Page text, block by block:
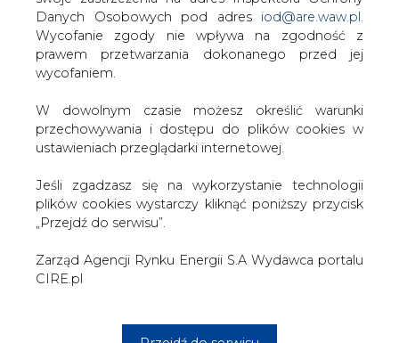
Danych Osobowych pod adres iod@are.waw.pl.
Wycofanie zgody nie wpływa na zgodność z
prawem przetwarzania dokonanego przed jej
wycofaniem.
W dowolnym czasie możesz określić warunki
przechowywania i dostępu do plików cookies w
ustawieniach przeglądarki internetowej.
Jeśli zgadzasz się na wykorzystanie technologii
plików cookies wystarczy kliknąć poniższy przycisk
„Przejdź do serwisu”.
Zarząd Agencji Rynku Energii S.A Wydawca portalu
CIRE.pl
kontrolowanych ciężarówek przewozili
ponad 46 tys. litrów towaru
Funkcjonariusze KAS z Podkarpackiego Urzędu Celno-
z dróg wyjazdowych z Rzeszowa. Działania prowadzono
pod kątem drogowego monitorowania przewozu
towarów z wykorzystaniem systemu SENT. To skuteczne
podmiotami, które nielegalnie handlują m.in. paliwami
płynnymi czy wyrobami tytoniowymi.
Do kontroli zatrzymano m.in. dwa samochody ciężarowe,
które jechały z Finlandii do Rumunii. Z dokumentów
okazanych do kontroli wynikało, że kierowcy przewożą
ponad 46 tysięcy produktów ropopochodnych.
Zgodnie z ustawą z dnia 9 marca 2017 r. o systemie
monitorowania drogowego i kolejowego przewozu